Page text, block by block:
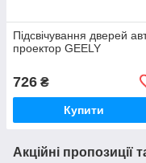
Підсвічування дверей
проектор GEELY
726 ₴
Купити
Акційні пропозиції